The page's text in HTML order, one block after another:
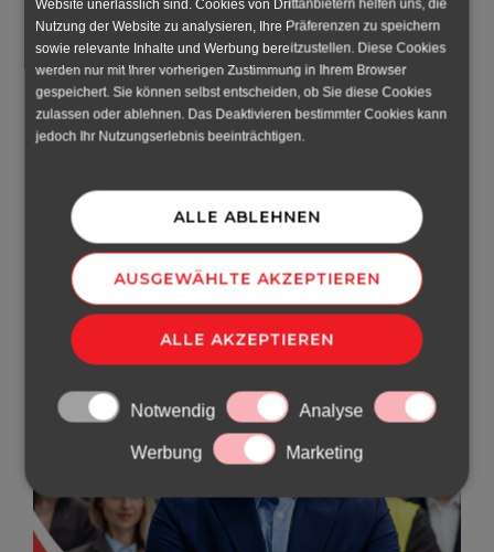
Website unerlässlich sind. Cookies von Drittanbietern helfen uns, die
Nutzung der Website zu analysieren, Ihre Präferenzen zu speichern
sowie relevante Inhalte und Werbung bereitzustellen. Diese Cookies
werden nur mit Ihrer vorherigen Zustimmung in Ihrem Browser
gespeichert. Sie können selbst entscheiden, ob Sie diese Cookies
zulassen oder ablehnen. Das Deaktivieren bestimmter Cookies kann
jedoch Ihr Nutzungserlebnis beeinträchtigen.
ALLE ABLEHNEN
AUSGEWÄHLTE AKZEPTIEREN
ALLE AKZEPTIEREN
Notwendig Analyse
Werbung Marketing
Berichte über uns 1
Blog
Inland
Interview
Nachrichten